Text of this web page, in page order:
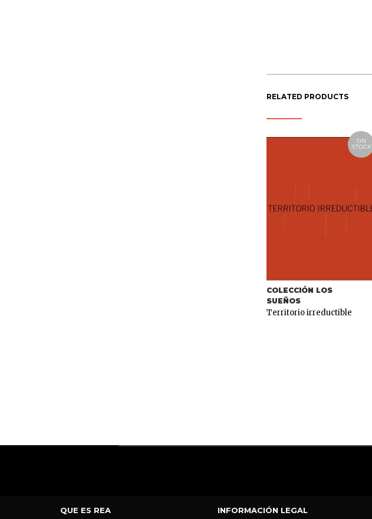
RELATED PRODUCTS
SIN
STOCK
COLECCIÓN LOS
SUEÑOS
Territorio irreductible
QUE ES REA INFORMACIÓN LEGAL